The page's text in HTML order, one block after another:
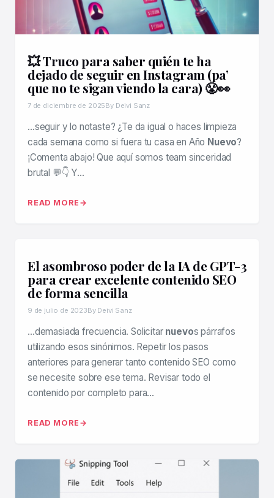
💥 Truco para saber quién te ha
dejado de seguir en Instagram (pa’
que no te sigan viendo la cara) 😤👀
7 de diciembre de 2025By Deivi Sanz
…seguir y lo notaste? ¿Te da igual o haces limpieza
cada semana como si fuera tu casa en Año Nuevo?
¡Comenta abajo! Que aquí somos team sinceridad
brutal 💬👇 Y…
READ MORE
El asombroso poder de la IA de GPT-3
para crear excelente contenido SEO
de forma sencilla
9 de julio de 2023By Deivi Sanz
…demasiada frecuencia. Solicitar nuevos párrafos
utilizando esos sinónimos. Repetir los pasos
anteriores para generar tanto contenido SEO como
se necesite sobre ese tema. Revisar todo el
contenido por completo para…
READ MORE